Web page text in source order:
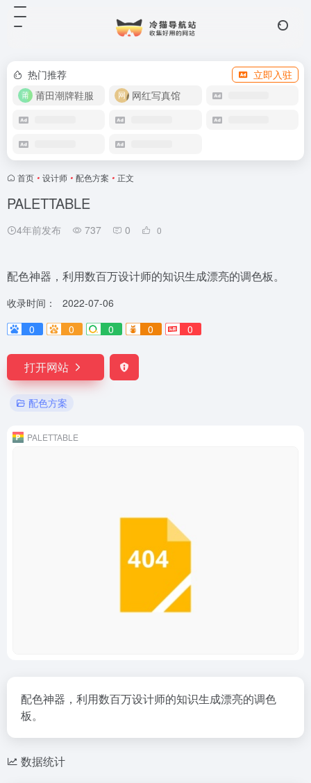
热门推荐
立即入驻
莆田潮牌鞋服
网红写真馆
首页 • 设计师 • 配色方案 • 正文
PALETTABLE
4年前发布 737 0 0
配色神器，利用数百万设计师的知识生成漂亮的调色板。
收录时间：
2022-07-06
0
0 0 0 0
打开网站
配色方案
PALETTABLE
配色神器，利用数百万设计师的知识生成漂亮的调色
板。
数据统计